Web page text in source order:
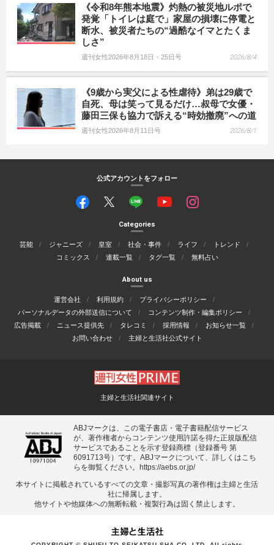
《令和8年熊本地震》灼熱の被災地ルポで
発覚「トイレは庭で」家屋の損壊に停電と
断水、被災者たちの“過酷なイマとたくま
しさ”
週刊女性2026年8月18日・25日号 2026/8/4
《9歳から実父による性虐待》弟は29歳で
自死、母は笑って見るだけ…叔母で女優・
藤田三保も協力で訴える“時効撤廃”への道
週刊女性2026年8月11日号 2026/8/1
公式アカウントをフォロー
Categories
芸能 ジャニーズ 皇室 社会・事件 ライフ
トレンド
コミックス
連載一覧 タグ一覧 無料占い
About us
運営会社 利用規約
プライバシーポリシー
パーソナルデータの外部送信について
コンテンツ制作・編集ポリシー
広告掲載
ニュース提供先 タレコミ 採用情報
お知らせ一覧
お問い合わせ
主婦と生活社公式サイト
主婦と生活社関連サイト
ABJマークは、この電子書店・電子書籍配信サービス
が、著作権者からコンテンツ使用許諾を得た正規版配信
サービスであることを示す登録商標（登録番号 第
6091713号）です。ABJマークについて、詳しくはこち
らを御覧ください。 https://aebs.or.jp/
本サイトに掲載されているすべての⽂章・撮影写真の著作権は主婦と⽣活
社に帰属します。
他サイトや他媒体への無断転載・複製⾏為は固く禁⽌します。